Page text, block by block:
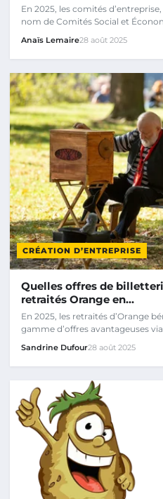
En 2025, les comités
nom de Comités Social et
Anaïs Lemaire28 août 2025
CRÉATION D’ENTREPRISE
Quelles offres de
retraités Orange en…
En 2025, les retraités d’Orange
gamme d’offres avantageuses
Sandrine Dufour28 août 2025